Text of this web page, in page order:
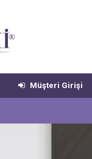
Müşteri Girişi